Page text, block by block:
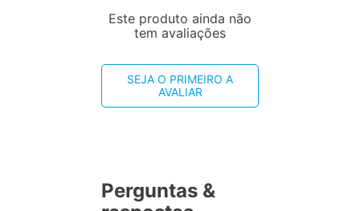
Este produto ainda não
tem avaliações
SEJA O PRIMEIRO A
AVALIAR
Perguntas &